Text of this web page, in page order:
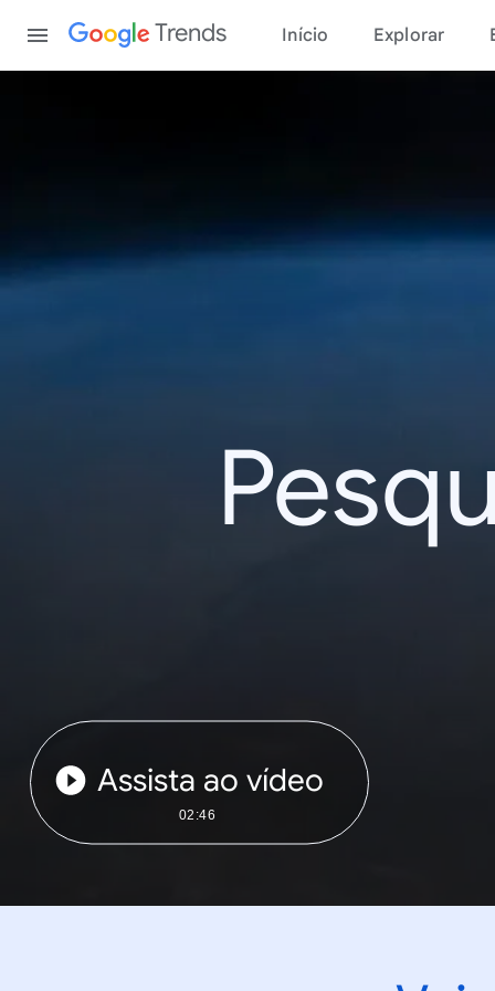
Trends Início Explorar
Assista ao vídeo
02:46